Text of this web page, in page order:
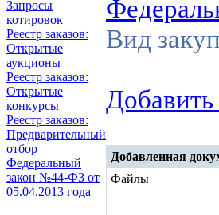
Запросы
котировок
Реестр заказов:
Открытые
аукционы
Реестр заказов:
Открытые
конкурсы
Реестр заказов:
Предварительный
отбор
Федеральный
закон №44-ФЗ от
05.04.2013 года
Вид
Добавленная
Файлы